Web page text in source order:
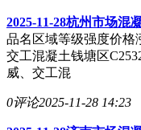
2025-11-28杭州市场混
品名区域等级强度价格
交工混凝土钱塘区
威、交工混
0评论2025-11-28 14:23